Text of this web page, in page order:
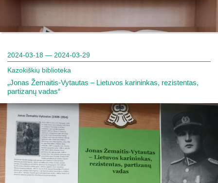
2024-03-18 — 2024-03-29
Kazokiškių biblioteka
„Jonas Žemaitis-Vytautas – Lietuvos karininkas, rezistentas,
partizanų vadas“